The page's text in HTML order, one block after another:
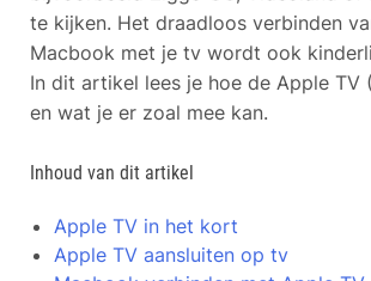
te kijken. Het draadloos verbinden
Macbook met je tv wordt ook
In dit artikel lees je hoe de Apple TV
en wat je er zoal mee kan.
Inhoud van dit artikel
Apple TV in het kort
Apple TV aansluiten op tv